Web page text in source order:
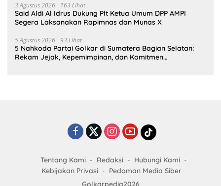
3 Agustus 2026 163 Lihat
Said Aldi Al Idrus Dukung Plt Ketua Umum DPP AMPI
Segera Laksanakan Rapimnas dan Munas X
5 Agustus 2026 93 Lihat
5 Nahkoda Partai Golkar di Sumatera Bagian Selatan:
Rekam Jejak, Kepemimpinan, dan Komitmen
Tentang Kami Redaksi
Hubungi Kami
Kebijakan Privasi
Pedoman Media Siber
Golkarpedia2026